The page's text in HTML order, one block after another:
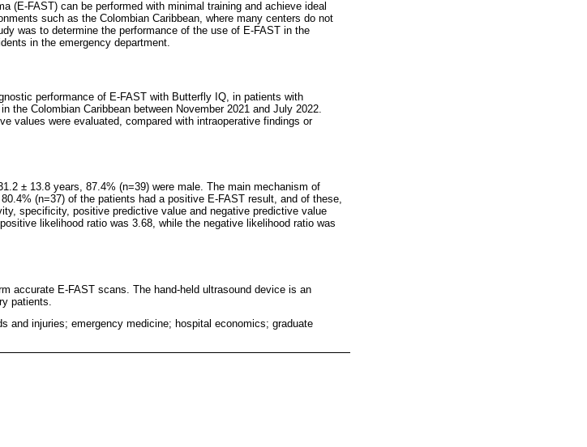
(E-FAST) can be performed with minimal training and achieve ideal
such as the Colombian Caribbean, where many centers do not
was to determine the performance of the use of E-FAST in the
in the emergency department.
performance of E-FAST with Butterfly IQ, in patients with
the Colombian Caribbean between November 2021 and July 2022.
values were evaluated, compared with intraoperative findings or
± 13.8 years, 87.4% (n=39) were male. The main mechanism of
(n=37) of the patients had a positive E-FAST result, and of these,
specificity, positive predictive value and negative predictive value
likelihood ratio was 3.68, while the negative likelihood ratio was
accurate E-FAST scans. The hand-held ultrasound device is an
patients.
and injuries; emergency medicine; hospital economics; graduate